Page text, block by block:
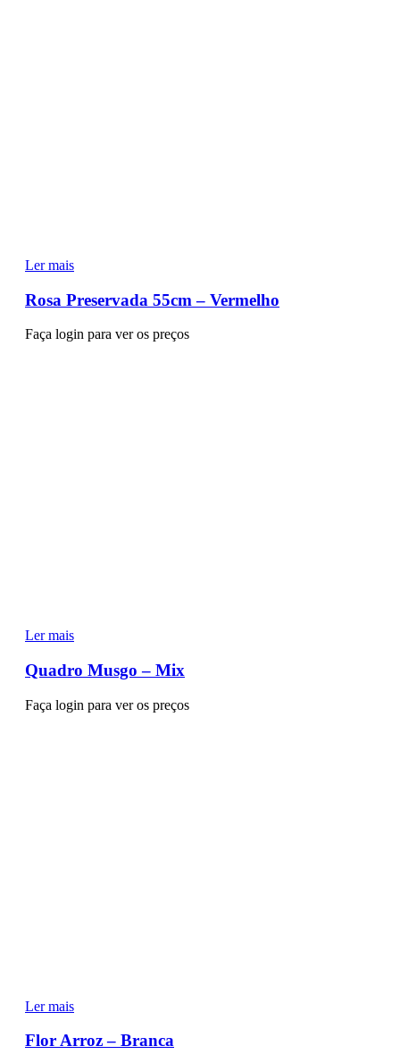
Ler mais
Rosa Preservada 55cm – Vermelho
Faça login para ver os preços
Ler mais
Quadro Musgo – Mix
Faça login para ver os preços
Ler mais
Flor Arroz – Branca